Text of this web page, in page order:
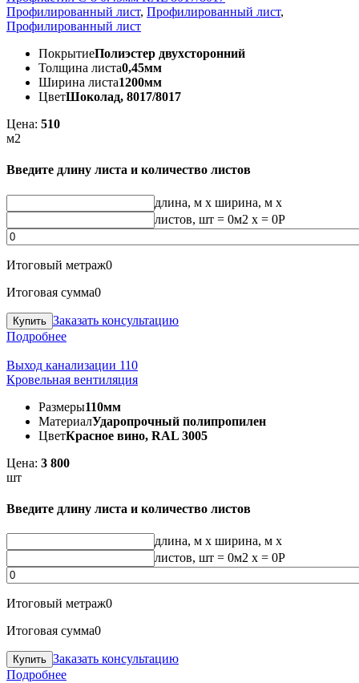
Профилированный лист, Профилированный лист,
Профилированный лист
ПокрытиеПолиэстер двухсторонний
Толщина листа0,45мм
Ширина листа1200мм
ЦветШоколад, 8017/8017
Цена: 510
м2
Введите длину листа и количество листов
длина, м x ширина, м x
листов, шт = 0м2 x = 0Р
Итоговый метраж0
Итоговая сумма0
Заказать консультацию
Подробнее
Выход канализации 110
Кровельная вентиляция
Размеры110мм
МатериалУдаропрочный полипропилен
ЦветКрасное вино, RAL 3005
Цена: 3 800
шт
Введите длину листа и количество листов
длина, м x ширина, м x
листов, шт = 0м2 x = 0Р
Итоговый метраж0
Итоговая сумма0
Заказать консультацию
Подробнее